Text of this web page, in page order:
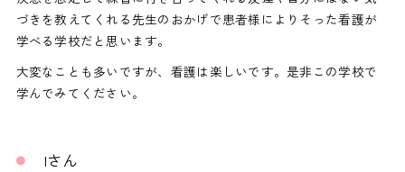
づきを教えてくれる先生のおかげで患者様によりそった看護が
学べる学校だと思います。
大変なことも多いですが、看護は楽しいです。是非この学校で
学んでみてください。
Iさん